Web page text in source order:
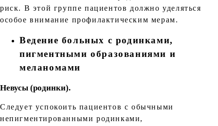
риск. В этой группе пациентов должно уделяться
особое внимание профилактическим мерам.
Ведение больных с родинками,
пигментными образованиями и
меланомами
Невусы (родинки).
Следует успокоить пациентов с обычными
непигментированными родинками,